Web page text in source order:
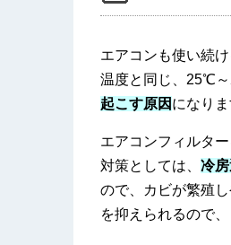
エアコンも使い続
温度と同じ、25℃
起こす原因 になりま
エアコンフィルタ
対策としては、 冷
ので、カビが繁殖
を抑えられるので